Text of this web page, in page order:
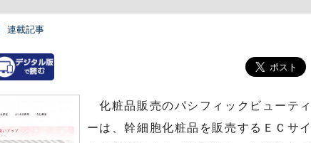
連載記事
化粧品販売のパシフィックビューティ
ーは、幹細胞化粧品を販売するＥＣサイ